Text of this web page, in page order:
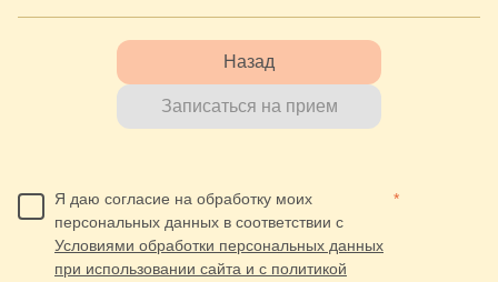
Назад
Записаться на прием
Я даю согласие на обработку моих
персональных данных в соответствии с
Условиями обработки персональных данных
при использовании сайта и с политикой
*